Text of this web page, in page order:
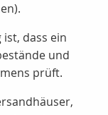
dass ein
und
prüft.